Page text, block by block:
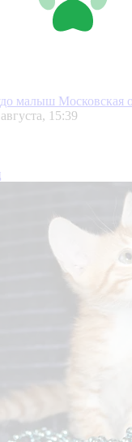
малыш Московская
15:39